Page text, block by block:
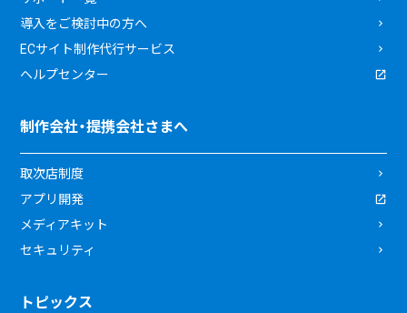
導入をご検討中の方へ
ECサイト制作代行サービス
ヘルプセンター
制作会社・提携会社さまへ
取次店制度
アプリ開発
メディアキット
セキュリティ
トピックス